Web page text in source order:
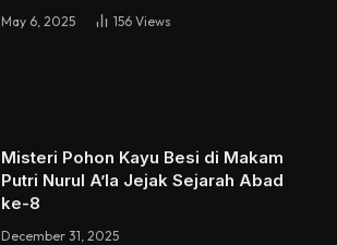
May 6, 2025 156 Views
Misteri Pohon Kayu Besi di Makam
Putri Nurul A’la Jejak Sejarah Abad
ke-8
December 31, 2025